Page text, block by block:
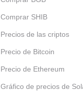
Comprar SHIB
Precios de las criptos
Precio de Bitcoin
Precio de Ethereum
Gráfico de precios de